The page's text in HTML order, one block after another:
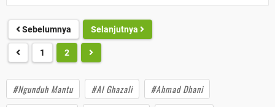
Sebelumnya Selanjutnya
1 2
#Ngunduh Mantu #Al Ghazali
#Ahmad Dhani